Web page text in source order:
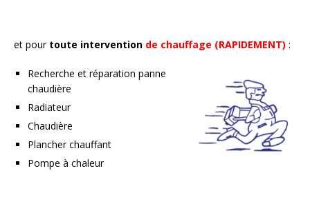
et pour toute intervention de chauffage (RAPIDEMENT) :
Recherche et réparation panne
chaudière
Radiateur
Chaudière
Plancher chauffant
Pompe à chaleur